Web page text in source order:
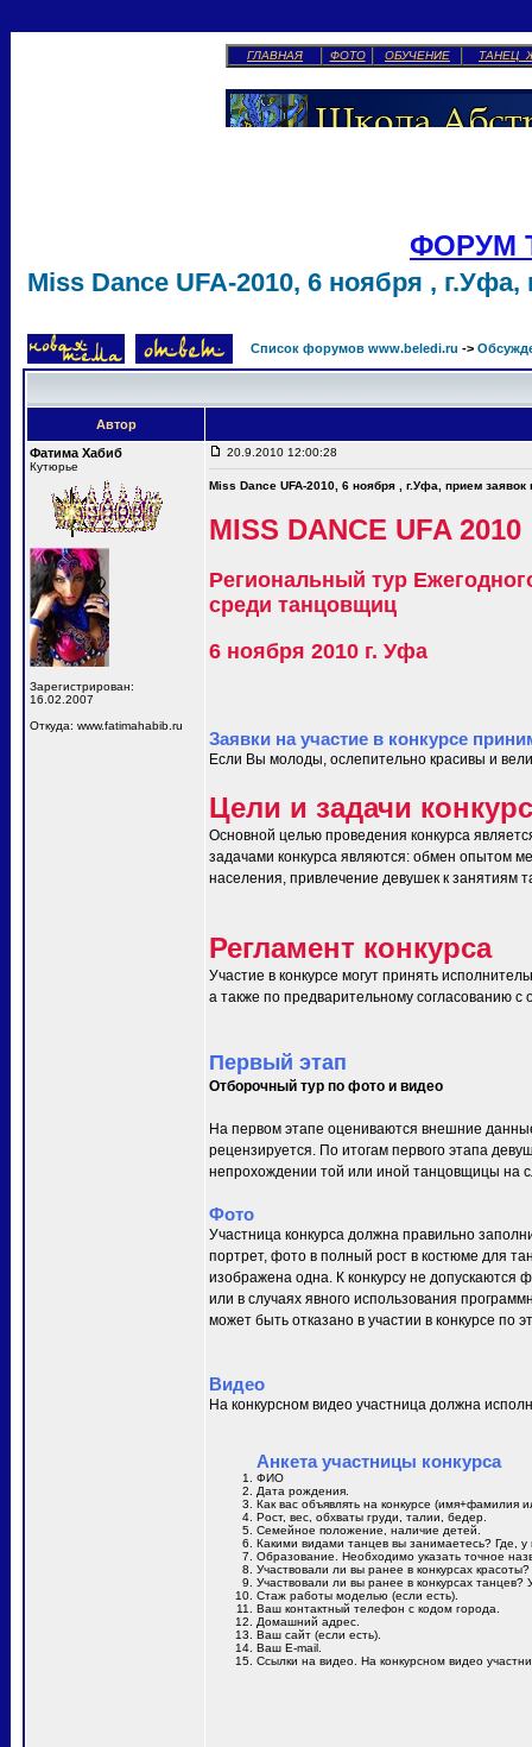
ГЛАВНАЯ ФОТО ОБУЧЕНИЕ ТАНЕЦ
ФОРУМ
Miss Dance UFA-2010, 6 ноября ,
Список форумов www.beledi.ru ->
Автор
Фатима Хабиб
Кутюрье
Зарегистрирован:
16.02.2007
Откуда: www.fatimahabib.ru
20.9.2010 12:00:28
Miss Dance UFA-2010, 6 ноября , г.Уфа, прием заявок
MISS DANCE UFA 2010
Региональный тур
среди танцовщиц
6 ноября 2010 г. Уфа
Заявки на участие в конкурсе
Если Вы молоды, ослепительно красивы и
Цели и задачи
Основной целью проведения конкурса
задачами конкурса являются: обмен опытом
населения, привлечение девушек к занятиям
Регламент конкурса
Участие в конкурсе могут принять
а также по предварительному согласованию с
Первый этап
Отборочный тур по фото и видео
На первом этапе оцениваются внешние
рецензируется. По итогам первого этапа
непрохождении той или иной танцовщицы на
Фото
Участница конкурса должна правильно
портрет, фото в полный рост в костюме для
изображена одна. К конкурсу не допускаются
или в случаях явного использования
может быть отказано в участии в конкурсе по
Видео
На конкурсном видео участница должна
Анкета участницы конкурса
ФИО
Дата рождения.
Как вас объявлять на конкурсе (имя+фамилия
Рост, вес, обхваты груди, талии, бедер.
Семейное положение, наличие детей.
Какими видами танцев вы занимаетесь? Где,
Образование. Необходимо указать точное
Участвовали ли вы ранее в конкурсах
Участвовали ли вы ранее в конкурсах
Стаж работы моделью (если есть).
Ваш контактный телефон с кодом города.
Домашний адрес.
Ваш сайт (если есть).
Ваш E-mail.
Ссылки на видео. На конкурсном видео